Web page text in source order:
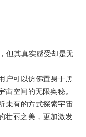
其真实感受却是无
可以仿佛置身于黑
宙空间的无限奥秘。
有的方式探索宇宙
壮丽之美，更加激发